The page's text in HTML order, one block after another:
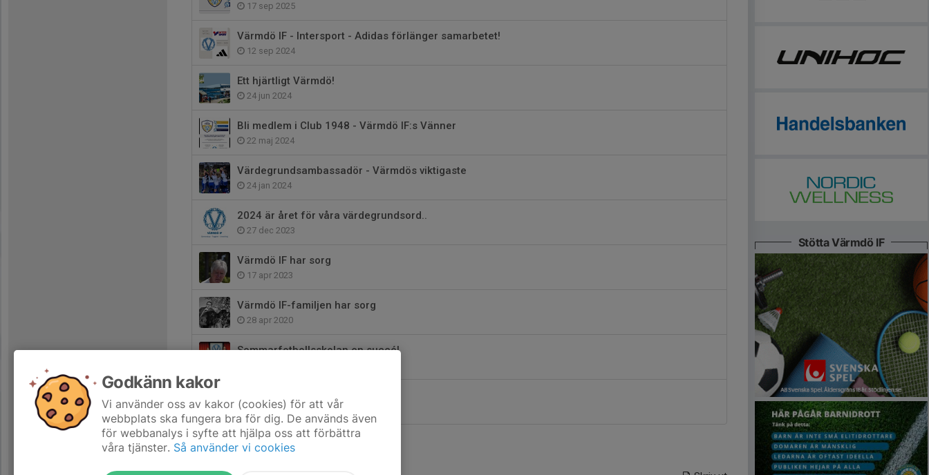
17 sep 2025
Värmdö IF - Intersport - Adidas förlänger samarbetet!
12 sep 2024
Ett hjärtligt Värmdö!
24 jun 2024
Bli medlem i Club 1948 - Värmdö IF:s Vänner
22 maj 2024
Värdegrundsambassadör - Värmdös viktigaste
24 jan 2024
2024 är året för våra värdegrundsord..
27 dec 2023
Värmdö IF har sorg
17 apr 2023
Värmdö IF-familjen har sorg
28 apr 2020
Sommarfotbollsskolan en succé!
12 jun 2015
Stötta Värmdö IF
Godkänn kakor
Vi använder oss av kakor (cookies) för att vår
webbplats ska fungera bra för dig. De används även
för webbanalys i syfte att hjälpa oss att förbättra
våra tjänster. Så använder vi cookies